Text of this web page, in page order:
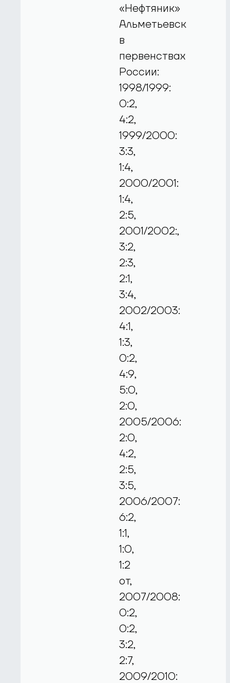
«Нефтяник»
Альметьевск
в
первенствах
России:
1998/1999:
0:2,
4:2,
1999/2000:
3:3,
1:4,
2000/2001:
1:4,
2:5,
2001/2002:,
3:2,
2:3,
2:1,
3:4,
2002/2003:
4:1,
1:3,
0:2,
4:9,
5:0,
2:0,
2005/2006:
2:0,
4:2,
2:5,
3:5,
2006/2007:
6:2,
1:1,
1:0,
1:2
от,
2007/2008:
0:2,
0:2,
3:2,
2:7,
2009/2010: